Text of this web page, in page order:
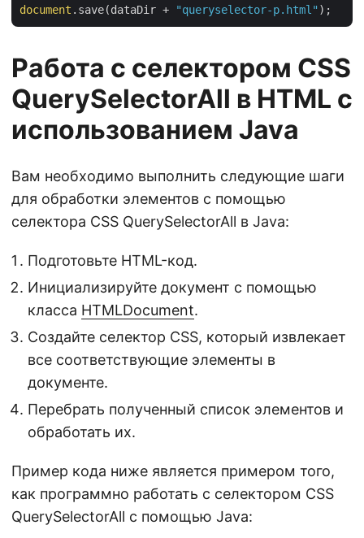
document .save(dataDir + "queryselector-p.html"
Работа с селектором CSS
QuerySelectorAll в HTML с
использованием Java
Вам необходимо выполнить следующие шаги
для обработки элементов с помощью
селектора CSS QuerySelectorAll в Java:
Подготовьте HTML-код.
Инициализируйте документ с помощью
класса HTMLDocument.
Создайте селектор CSS, который извлекает
все соответствующие элементы в
документе.
Перебрать полученный список элементов и
обработать их.
Пример кода ниже является примером того,
как программно работать с селектором CSS
QuerySelectorAll с помощью Java: